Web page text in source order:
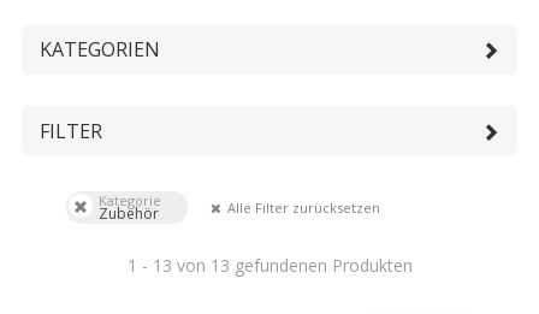
KATEGORIEN
FILTER
Kategorie
Zubehör Alle Filter zurücksetzen
1 - 13 von 13 gefundenen Produkten